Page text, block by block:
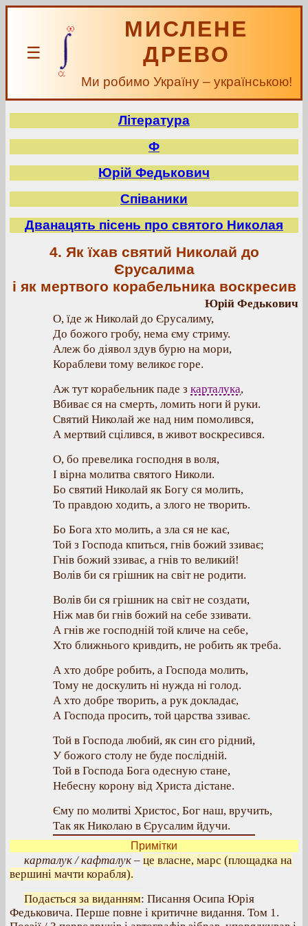
☰
МИСЛЕНЕ
ДРЕВО
Ми робимо Україну – українською!
Література
Ф
Юрій Федькович
Співаники
Дванацять пісень про святого Николая
4. Як їхав святий Николай до
Єрусалима
і як мертвого корабельника воскресив
Юрій Федькович
О, їде ж Николай до Єрусалиму,
До божого гробу, нема єму стриму.
Алеж бо діявол здув бурю на мори,
Кораблеви тому великоє горе.
Аж тут корабельник паде з карталука,
Вбиває ся на смерть, ломить ноги й руки.
Святий Николай же над ним помолився,
А мертвий сцілився, в живот воскресився.
О, бо превелика господня в воля,
І вірна молитва святого Николи.
Бо святий Николай як Богу ся молить,
То правдою ходить, а злого не творить.
Бо Бога хто молить, а зла ся не кає,
Той з Господа кпиться, гнів божий ззиває;
Гнів божий ззиває, а гнів то великий!
Волів би ся грішник на світ не родити.
Волів би ся грішник на світ не создати,
Ніж мав би гнів божий на себе ззивати.
А гнів же господній той кличе на себе,
Хто ближнього кривдить, не робить як треба.
А хто добре робить, а Господа молить,
Тому не доскулить ні нужда ні голод.
А хто добре творить, а рук докладає,
А Господа просить, той царства ззиває.
Той в Господа любий, як син єго рідний,
У божого столу не буде послідній.
Той в Господа Бога одесную стане,
Небесну корону від Христа дістане.
Єму по молитві Христос, Бог наш, вручить,
Так як Николаю в Єрусалим йдучи.
Примітки
карталук / кафталук – це власне, марс (площадка на
вершині мачти корабля).
Подається за виданням: Писання Осипа Юрія
Федьковича. Перше повне і критичне видання. Том 1.